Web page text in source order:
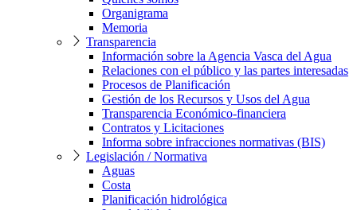
Organigrama
Memoria
Transparencia
Información sobre la Agencia Vasca del Agua
Relaciones con el público y las partes interesadas
Procesos de Planificación
Gestión de los Recursos y Usos del Agua
Transparencia Económico-financiera
Contratos y Licitaciones
Informa sobre infracciones normativas (BIS)
Legislación / Normativa
Aguas
Costa
Planificación hidrológica